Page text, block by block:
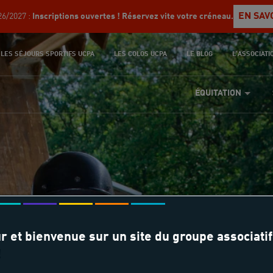
2027 : Inscriptions ouvertes ! Réservez vite votre créneau. EN
LES SÉJOURS SPORTIFS UCPA LES COLOS UCPA LE BLOG
ÉQUITATION
Poney -
et bienvenue sur un site du groupe associatif